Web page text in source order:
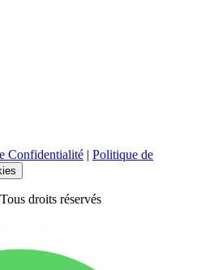
Confidentialité | Politique de
droits réservés